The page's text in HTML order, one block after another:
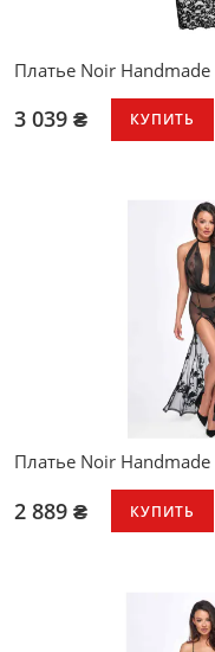
Платье Noir
3 039 ₴ КУПИТЬ
Платье Noir
2 889 ₴ КУПИТЬ